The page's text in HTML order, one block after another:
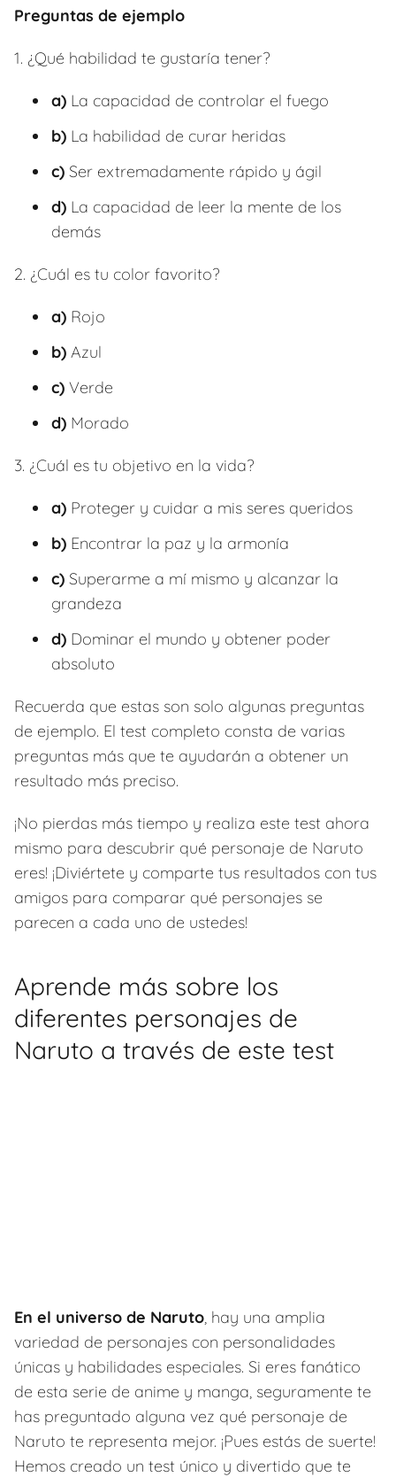
Preguntas de ejemplo
1. ¿Qué habilidad te gustaría tener?
a) La capacidad de controlar el fuego
b) La habilidad de curar heridas
c) Ser extremadamente rápido y ágil
d) La capacidad de leer la mente de los
demás
2. ¿Cuál es tu color favorito?
a) Rojo
b) Azul
c) Verde
d) Morado
3. ¿Cuál es tu objetivo en la vida?
a) Proteger y cuidar a mis seres queridos
b) Encontrar la paz y la armonía
c) Superarme a mí mismo y alcanzar la
grandeza
d) Dominar el mundo y obtener poder
absoluto
Recuerda que estas son solo algunas preguntas
de ejemplo. El test completo consta de varias
preguntas más que te ayudarán a obtener un
resultado más preciso.
¡No pierdas más tiempo y realiza este test ahora
mismo para descubrir qué personaje de Naruto
eres! ¡Diviértete y comparte tus resultados con tus
amigos para comparar qué personajes se
parecen a cada uno de ustedes!
Aprende más sobre los
diferentes personajes de
Naruto a través de este test
En el universo de Naruto, hay una amplia
variedad de personajes con personalidades
únicas y habilidades especiales. Si eres fanático
de esta serie de anime y manga, seguramente te
has preguntado alguna vez qué personaje de
Naruto te representa mejor. ¡Pues estás de suerte!
Hemos creado un test único y divertido que te